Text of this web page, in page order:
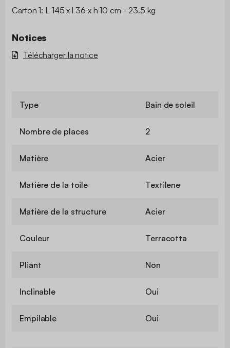
Carton 1: L 145 x l 36 x h 10 cm - 23.5 kg
Notices
Télécharger la notice
Type Bain de soleil
Nombre de places 2
Matière Acier
Matière de la toile Textilene
Matière de la structure Acier
Couleur Terracotta
Pliant Non
Inclinable Oui
Empilable Oui